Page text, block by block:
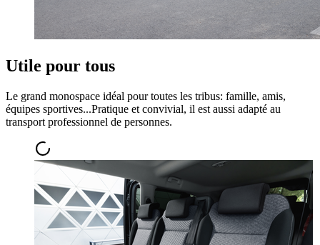
Utile pour tous
Le grand monospace idéal pour toutes les tribus: famille, amis,
équipes sportives...Pratique et convivial, il est aussi adapté au
transport professionnel de personnes.